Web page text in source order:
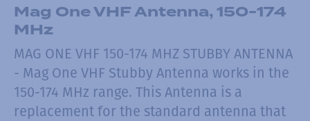
Mag One VHF Antenna, 150-174
MHz
MAG ONE VHF 150-174 MHZ STUBBY ANTENNA
- Mag One VHF Stubby Antenna works in the
150-174 MHz range. This Antenna is a
replacement for the standard antenna that